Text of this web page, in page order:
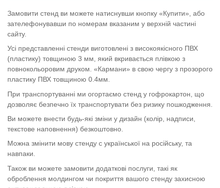
Замовити стенд ви можете натиснувши кнопку «Купити», або
зателефонувавши по номерам вказаним у верхній частині
сайту.
Усі представленні стенди виготовлені з високоякісного ПВХ
(пластику) товщиною 3 мм, який вкривається плівкою з
повнокольоровим друком. «Кармани» в свою чергу з прозорого
пластику ПВХ товщиною 0.4мм.
При транспортуванні ми огортаємо стенд у гофрокартон, що
дозволяє безпечно їх транспортувати без ризику пошкодження.
Ви можете внести будь-які зміни у дизайн (колір, надписи,
текстове наповнення) безкоштовно.
Можна змінити мову стенду с української на російську, та
навпаки.
Також ви можете замовити додаткові послуги, такі як
оброблення молдингом чи покриття вашого стенду захисною